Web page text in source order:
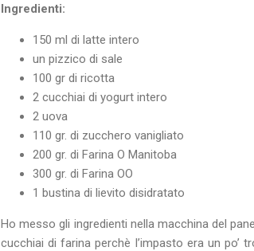
Ingredienti:
150 ml di latte intero
un pizzico di sale
100 gr di ricotta
2 cucchiai di yogurt intero
2 uova
110 gr. di zucchero vanigliato
200 gr. di Farina O Manitoba
300 gr. di Farina OO
1 bustina di lievito disidratato
Ho messo gli ingredienti nella macchina del
cucchiai di farina perchè l’impasto era un po’